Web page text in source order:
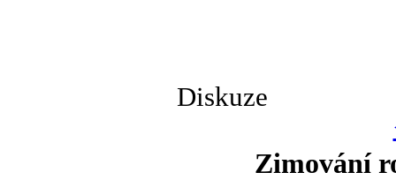
Diskuze
Zimování